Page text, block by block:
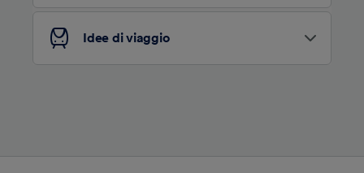
Idee di viaggio
dei contenuti e degli annunci, ricerche sul
pubblico, sviluppo di servizi.